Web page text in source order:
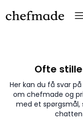
Ofte
Her kan du få svar
om chefmade og
med et
chatten